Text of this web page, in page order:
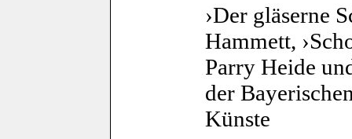
›Der gläserne
Hammett,
Parry Heide
der
Künste